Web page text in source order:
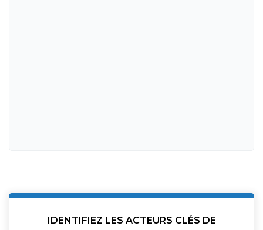
IDENTIFIEZ LES ACTEURS CLÉS DE